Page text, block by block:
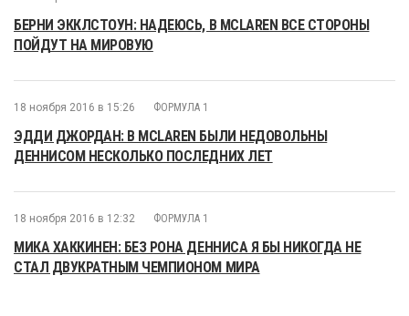
БЕРНИ ЭККЛСТОУН: НАДЕЮСЬ, В MCLAREN ВСЕ СТОРОНЫ
ПОЙДУТ НА МИРОВУЮ
18 ноября 2016 в 15:26 ФОРМУЛА 1
ЭДДИ ДЖОРДАН: В MCLAREN БЫЛИ НЕДОВОЛЬНЫ
ДЕННИСОМ НЕСКОЛЬКО ПОСЛЕДНИХ ЛЕТ
18 ноября 2016 в 12:32 ФОРМУЛА 1
МИКА ХАККИНЕН: БЕЗ РОНА ДЕННИСА Я БЫ НИКОГДА НЕ
СТАЛ ДВУКРАТНЫМ ЧЕМПИОНОМ МИРА